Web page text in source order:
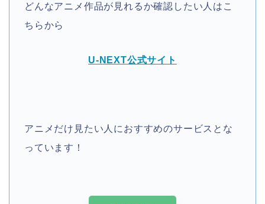
どんなアニメ作品が見れるか確認したい人はこ
ちらから
U-NEXT公式サイト
アニメだけ見たい人におすすめのサービスとな
っています！